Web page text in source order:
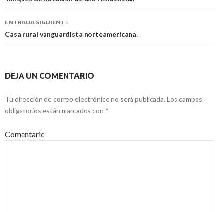
de
entradas
ENTRADA SIGUIENTE
Casa rural vanguardista norteamericana.
DEJA UN COMENTARIO
Tu dirección de correo electrónico no será publicada. Los campos
obligatorios están marcados con *
Comentario